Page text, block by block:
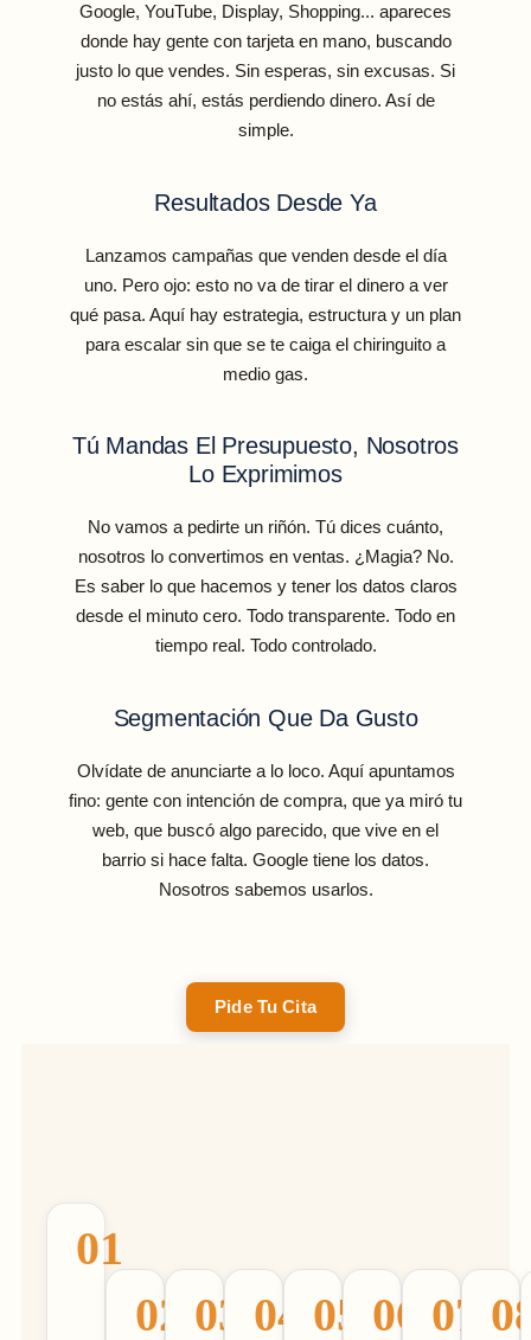
Google, YouTube, Display, Shopping... apareces
donde hay gente con tarjeta en mano, buscando
justo lo que vendes. Sin esperas, sin excusas. Si
no estás ahí, estás perdiendo dinero. Así de
simple.
Resultados Desde Ya
Lanzamos campañas que venden desde el día
uno. Pero ojo: esto no va de tirar el dinero a ver
qué pasa. Aquí hay estrategia, estructura y un plan
para escalar sin que se te caiga el chiringuito a
medio gas.
Tú Mandas El Presupuesto, Nosotros
Lo Exprimimos
No vamos a pedirte un riñón. Tú dices cuánto,
nosotros lo convertimos en ventas. ¿Magia? No.
Es saber lo que hacemos y tener los datos claros
desde el minuto cero. Todo transparente. Todo en
tiempo real. Todo controlado.
Segmentación Que Da Gusto
Olvídate de anunciarte a lo loco. Aquí apuntamos
fino: gente con intención de compra, que ya miró tu
web, que buscó algo parecido, que vive en el
barrio si hace falta. Google tiene los datos.
Nosotros sabemos usarlos.
Pide Tu Cita